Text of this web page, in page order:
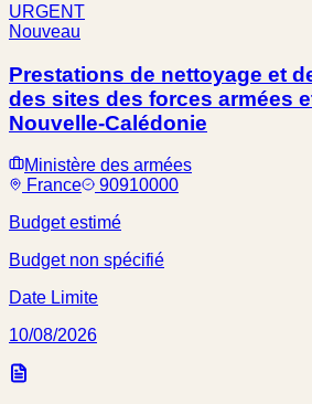
URGENT
Nouveau
Prestations de nettoyage et
des sites des forces armées
Nouvelle-Calédonie
Ministère des armées
France
90910000
Budget estimé
Budget non spécifié
Date Limite
10/08/2026